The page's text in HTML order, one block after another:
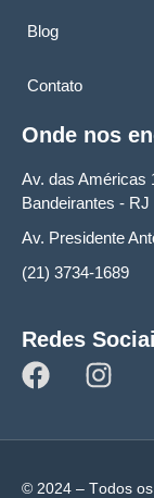
Blog
Contato
Onde nos
Av. das Américas
Bandeirantes - RJ
Av. Presidente
(21) 3734-1689
Redes
© 2024 – Todos